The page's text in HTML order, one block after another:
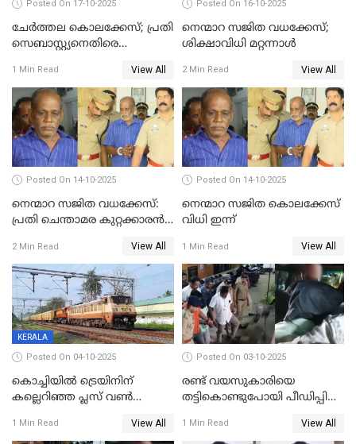
Posted On 17-10-2025
ചേര്‍ത്തല കൊലക്കേസ്; പ്രതി
സെബാസ്റ്റ്യനെതിരെ
1 Min Read View All
Posted On 16-10-2025
നെന്മാറ സജിത വധക്കേസ്;
ശിക്ഷാവിധി മറ്റന്നാള്‍
2 Min Read View All
Posted On 14-10-2025
നെന്മാറ സജിത വധക്കേസ്:
പ്രതി ചെന്താമര കുറ്റക്കാരൻ,
നടത്തിയത്
ഇരട്ടക്കൊലപാതകം
2 Min Read View All
Posted On 14-10-2025
നെന്മാറ സജിത കൊലക്കേസ്
വിധി ഇന്ന്
1 Min Read View All
KERALA
Posted On 04-10-2025
കൊച്ചിയില്‍ ട്രെയിനിന്
കല്ലെറിഞ്ഞ പ്ലസ് വൺ
കല്ലേറിൽ അഗ്നിരക്ഷാസേന
1 Min Read View All
Posted On 03-10-2025
രണ്ട് വയസുകാരിയെ
തട്ടികൊണ്ടുപോയി പീഡിപ്പിച്ച
തടവ്
1 Min Read View All